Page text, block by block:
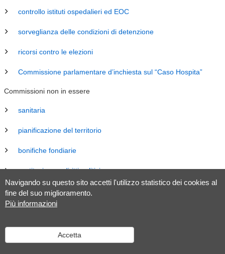
Navigando su questo sito accetti l'utilizzo statistico dei cookies al
fine del suo miglioramento.
Più informazioni
Accetta
controllo istituti ospedalieri ed EOC
sorveglianza delle condizioni di detenzione
ricorsi contro le elezioni
Commissione parlamentare d’inchiesta sul “Caso Hospita”
Commissioni non in essere
sanitaria
pianificazione del territorio
bonifiche fondiarie
costituzione e diritti politici
energia